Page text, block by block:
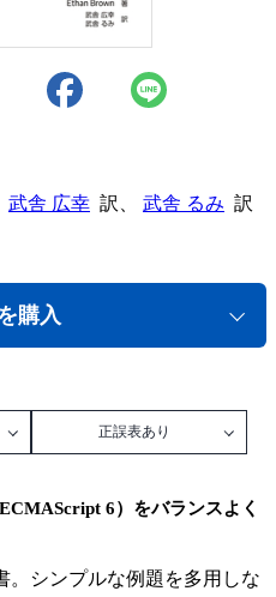
武舎 広幸 訳、 武舎 るみ 訳
購入
正誤表あり
6）をバランスよく
。シンプルな例題を多用しな